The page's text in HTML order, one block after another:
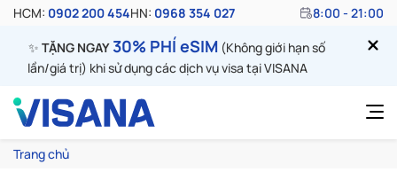
HCM: 0902 200 454HN: 0968 354 027 8:00 - 21:00
✨ TẶNG NGAY30% PHÍ eSIM (Không giới hạn số
lần/giá trị) khi sử dụng các dịch vụ visa tại VISANA
Trang chủ